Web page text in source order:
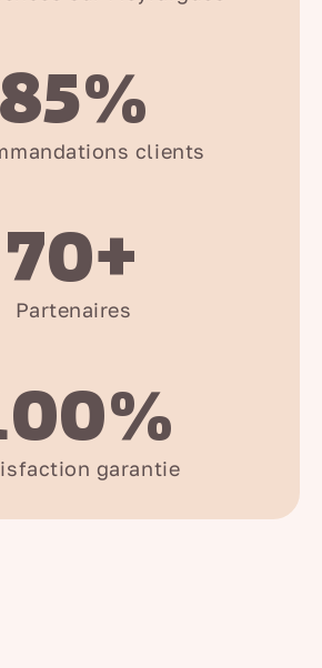
85%
clients
70+
Partenaires
garantie